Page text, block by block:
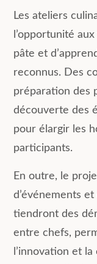
Les ateliers
l’opportunité
pâte et
reconnus. Des
préparation des
découverte des
pour élargir les
participants.
En outre, le
d’événements
tiendront des
entre chefs,
l’innovation et